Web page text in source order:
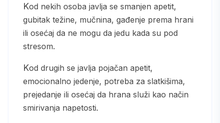
Kod nekih osoba javlja se smanjen apetit,
gubitak težine, mučnina, gađenje prema hrani
ili osećaj da ne mogu da jedu kada su pod
stresom.
Kod drugih se javlja pojačan apetit,
emocionalno jedenje, potreba za slatkišima,
prejedanje ili osećaj da hrana služi kao način
smirivanja napetosti.